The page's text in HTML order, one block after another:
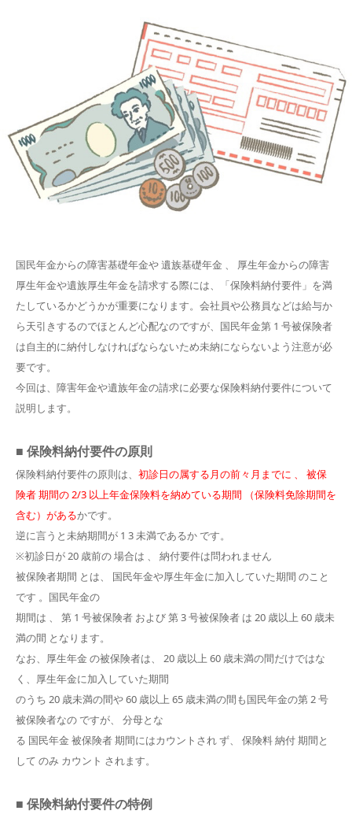
国民年金からの障害基礎年金や 遺族基礎年金 、 厚生年金からの障害
厚生年金や遺族厚生年金を請求する際には、「保険料納付要件」を満
たしているかどうかが重要になります。会社員や公務員などは給与か
ら天引きするのでほとんど心配なのですが、国民年金第 1 号被保険者
は自主的に納付しなければならないため未納にならないよう注意が必
要です。
今回は、障害年金や遺族年金の請求に必要な保険料納付要件について
説明します。
■ 保険料納付要件の原則
保険料納付要件の原則は、 初診日の属する月の前々月までに 、 被保
険者 期間の 2/3 以上年金保険料を納めている期間 （保険料免除期間を
含む）があるかです。
逆に言うと未納期間が 1 3 未満であるか です。
※初診日が 20 歳前の 場合は 、 納付要件は問われません
被保険者期間 とは、 国民年金や厚生年金に加入していた期間 のこと
です 。国民年金の
期間は 、 第 1 号被保険者 および 第 3 号被保険者 は 20 歳以上 60 歳未
満の間 となります。
なお、厚生年金 の被保険者は、 20 歳以上 60 歳未満の間だけではな
く、厚生年金に加入していた期間
のうち 20 歳未満の間や 60 歳以上 65 歳未満の間も国民年金の第 2 号
被保険者なの ですが、 分母とな
る 国民年金 被保険者 期間にはカウントされ ず、 保険料 納付 期間と
して のみ カウント されます。
■ 保険料納付要件の特例